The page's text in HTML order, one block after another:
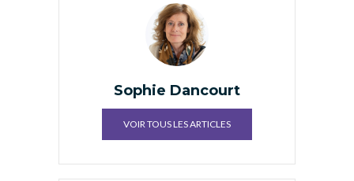
Sophie Dancourt
VOIR TOUS LES ARTICLES